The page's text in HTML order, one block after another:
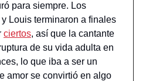
para siempre. Los
Louis terminaron a finales
ciertos, así que la cantante
de su vida adulta en
lo que iba a ser un
amor se convirtió en algo